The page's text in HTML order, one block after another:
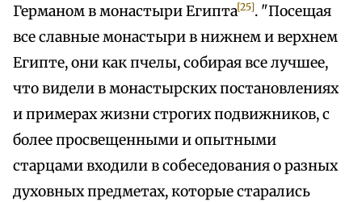
Германом в монастыри Египта[25]. "Посещая
все славные монастыри в нижнем и верхнем
Египте, они как пчелы, собирая все лучшее,
что видели в монастырских постановлениях
и примерах жизни строгих подвижников, с
более просвещенными и опытными
старцами входили в собеседования о разных
духовных предметах, которые старались